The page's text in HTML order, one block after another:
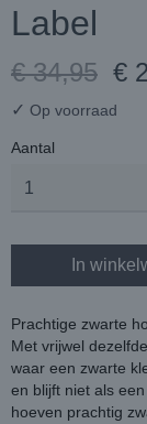
Label
€ 34,95 €
✓ Op voorraad
Aantal
In
Prachtige zwarte
Met vrijwel
waar een zwarte
en blijft niet als
hoeven prachtig